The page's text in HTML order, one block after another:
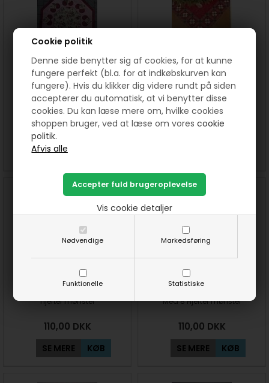
Cookie politik
Denne side benytter sig af cookies, for at kunne
fungere perfekt (bl.a. for at indkøbskurven kan
fungere). Hvis du klikker dig videre rundt på siden
accepterer du automatisk, at vi benytter disse
cookies. Du kan læse mere om, hvilke cookies
shoppen bruger, ved at læse om vorescookie
politik.
Nødvendige Markedsføring
Funktionelle Statistiske
Vis cookie detaljer
Mie Dug/Juletræstæppe 8
hjerter mønster
110,00DKK
SE MERE
Mini Ida Juletræstæppe
mønster
110,00DKK
Nanna Juletræstæppe med 8
hjerter mønster
110,00 DKK
SE MERE KØB
Nanna Juletræstæppe/Dug
Med 8 Hjerter mønster
110,00 DKK
SE MERE KØB